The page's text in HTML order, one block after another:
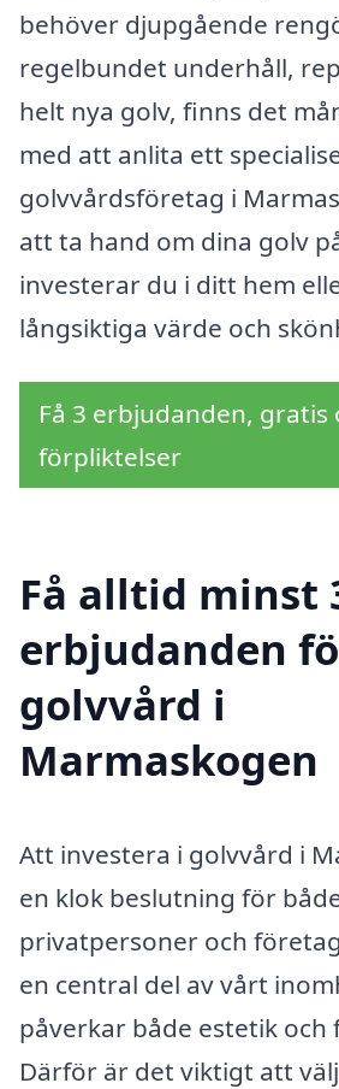
behöver djupgående
regelbundet underhåll,
helt nya golv, finns det
med att anlita ett
golvvårdsföretag i
att ta hand om dina golv
investerar du i ditt hem
långsiktiga värde och
Få 3 erbjudanden, gratis
förpliktelser
Få alltid minst
erbjudanden
golvvård i
Marmaskogen
Att investera i golvvård i
en klok beslutning för
privatpersoner och
en central del av vårt
påverkar både estetik och
Därför är det viktigt att